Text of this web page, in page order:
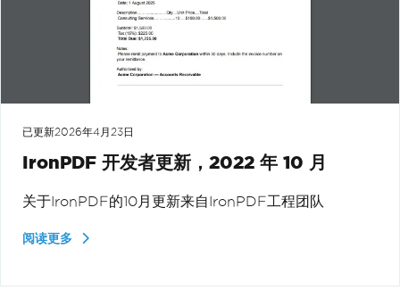
已更新2026年4月23日
IronPDF 开发者更新，2022 年 10 月
关于IronPDF的10月更新来自IronPDF工程团队
阅读更多